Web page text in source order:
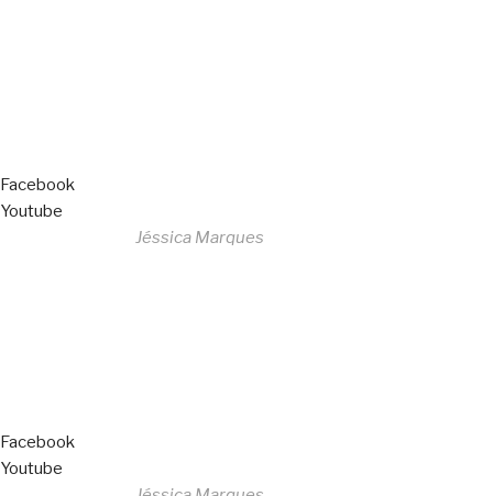
Facebook
Youtube
Jéssica Marques
Facebook
Youtube